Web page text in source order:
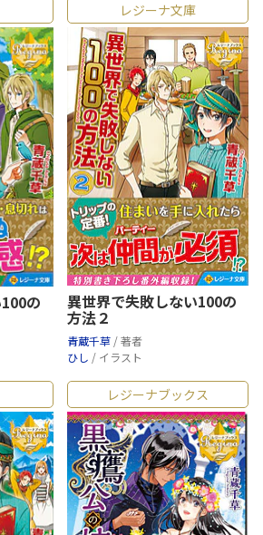
の
レジーナ文庫
異世界で失敗しない100の
方法２
青蔵千草 / 著者
ひし / イラスト
レジーナブックス